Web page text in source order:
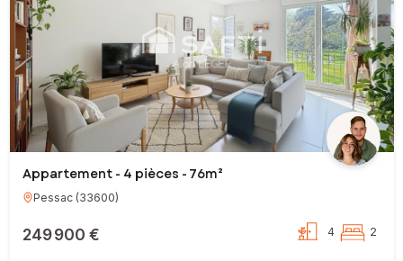
Appartement - 4 pièces - 76m²
Pessac(33600)
249 900 € 4 2